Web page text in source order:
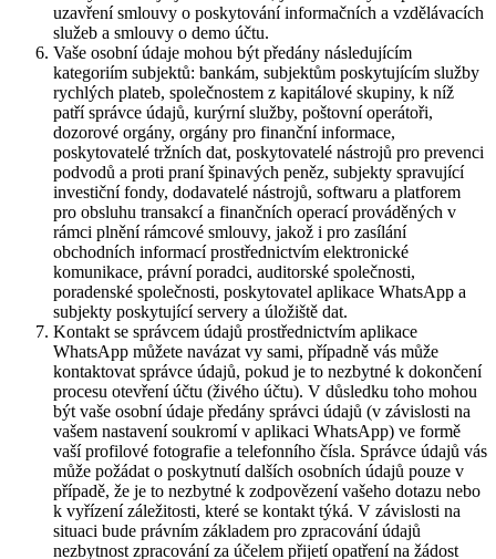
uzavření smlouvy o poskytování informačních a vzdělávacích
služeb a smlouvy o demo účtu.
Vaše osobní údaje mohou být předány následujícím
kategoriím subjektů: bankám, subjektům poskytujícím služby
rychlých plateb, společnostem z kapitálové skupiny, k níž
patří správce údajů, kurýrní služby, poštovní operátoři,
dozorové orgány, orgány pro finanční informace,
poskytovatelé tržních dat, poskytovatelé nástrojů pro prevenci
podvodů a proti praní špinavých peněz, subjekty spravující
investiční fondy, dodavatelé nástrojů, softwaru a platforem
pro obsluhu transakcí a finančních operací prováděných v
rámci plnění rámcové smlouvy, jakož i pro zasílání
obchodních informací prostřednictvím elektronické
komunikace, právní poradci, auditorské společnosti,
poradenské společnosti, poskytovatel aplikace WhatsApp a
subjekty poskytující servery a úložiště dat.
Kontakt se správcem údajů prostřednictvím aplikace
WhatsApp můžete navázat vy sami, případně vás může
kontaktovat správce údajů, pokud je to nezbytné k dokončení
procesu otevření účtu (živého účtu). V důsledku toho mohou
být vaše osobní údaje předány správci údajů (v závislosti na
vašem nastavení soukromí v aplikaci WhatsApp) ve formě
vaší profilové fotografie a telefonního čísla. Správce údajů vás
může požádat o poskytnutí dalších osobních údajů pouze v
případě, že je to nezbytné k zodpovězení vašeho dotazu nebo
k vyřízení záležitosti, které se kontakt týká. V závislosti na
situaci bude právním základem pro zpracování údajů
nezbytnost zpracování za účelem přijetí opatření na žádost